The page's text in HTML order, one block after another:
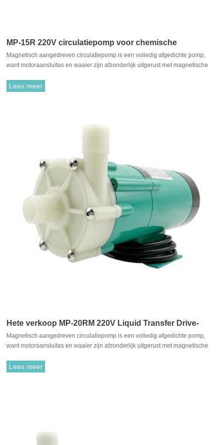
MP-15R 220V circulatiepomp voor chemische
vloeistofoverdracht
Magnetisch aangedreven circulatiepomp is een volledig afgedichte pomp,
want motoraansluitas en waaier zijn afzonderlijk uitgerust met magnetische
passen met traditionele asafdichting. De rotatie van de motor drijft de waaier
Lees meer
Hete verkoop MP-20RM 220V Liquid Transfer Drive-
pomp
Magnetisch aangedreven circulatiepomp is een volledig afgedichte pomp,
want motoraansluitas en waaier zijn afzonderlijk uitgerust met magnetische
passen met traditionele asafdichting. De rotatie van de motor drijft de waaier
Lees meer